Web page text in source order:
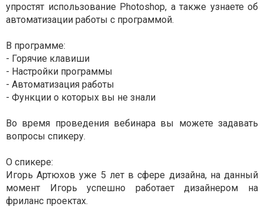
упростят использование Photoshop, а также узнаете об
автоматизации работы с программой.
В программе:
- Горячие клавиши
- Настройки программы
- Автоматизация работы
- Функции о которых вы не знали
Во время проведения вебинара вы можете задавать
вопросы спикеру.
О спикере:
Игорь Артюхов уже 5 лет в сфере дизайна, на данный
момент Игорь успешно работает дизайнером на
фриланс проектах.